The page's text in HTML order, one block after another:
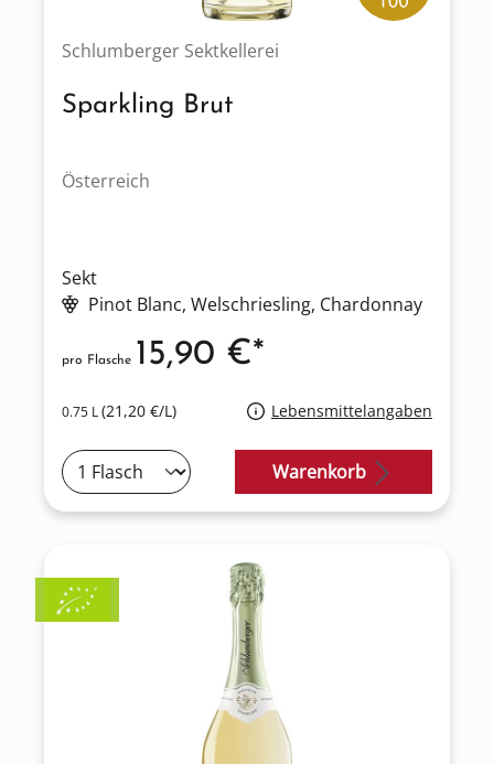
Schlumberger Sektkellerei
Sparkling Brut
Österreich
Sekt
Pinot Blanc, Welschriesling, Chardonnay
0.75 L(21,20 €/L) Lebensmittelangaben
pro Flasche 15,90 €*
Warenkorb